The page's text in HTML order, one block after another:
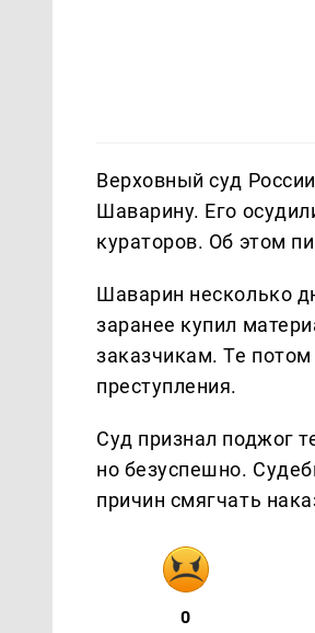
Верховный суд
Шаварину. Его
кураторов. Об этом
Шаварин несколько
заранее купил
заказчикам. Те
преступления.
Суд признал поджог
но безуспешно.
причин смягчать
0